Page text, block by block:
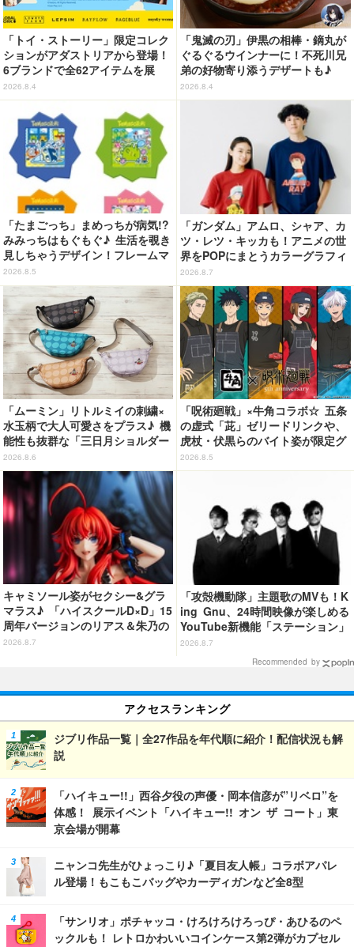
「トイ・ストーリー」限定コレク
ションがアダストリアから登場！
6ブランドで全62アイテムを展
開 店舗で購入するとオリジナル
マグネットをプレゼント☆
2026.8.4
「鬼滅の刃」伊黒の相棒・鏑丸が
ぐるぐるウインナーに！不死川兄
弟の好物寄り添うデザートも♪
「ジョイフル」コラボ第3弾・第4
弾決定【8月18日～】
2026.8.4
「たまごっち」まめっちが病気!?
みみっちはもぐもぐ♪ 生活を覗き
見しちゃうデザイン！フレームマ
グネット「ぴたっとフレーム」登
場☆
2026.8.5
「ガンダム」アムロ、シャア、カ
ツ・レツ・キッカも！アニメの世
界をPOPにまとうカラーグラフィ
ックTシャツが新登場
2026.8.7
「ムーミン」リトルミイの刺繍×
水玉柄で大人可愛さをプラス♪ 機
能性も抜群な「三日月ショルダー
バッグ」が新登場
2026.8.6
「呪術廻戦」×牛角コラボ☆ 五条
の虚式「茈」ゼリードリンクや、
虎杖・伏黒らのバイト姿が限定グ
ッズに【8月26日～】
2026.8.5
キャミソール姿がセクシー&グラ
マラス♪ 「ハイスクールD×D」15
周年バージョンのリアス＆朱乃の
フィギュアがリニューアルパッケ
2026.8.7
「攻殻機動隊」主題歌のMVも！K
ing Gnu、24時間映像が楽しめる
YouTube新機能「ステーション」
ページを公開
2026.8.7
Recommended by
アクセスランキング
ジブリ作品一覧｜全27作品を年代順に紹介！配信状況も解
説
「ハイキュー!!」西谷夕役の声優・岡本信彦が”リベロ”を
体感！ 展示イベント「ハイキュー!! オン ザ コート」東
京会場が開幕
ニャンコ先生がひょっこり♪「夏目友人帳」コラボアパレ
ル登場！もこもこバッグやカーディガンなど全8型
「サンリオ」ポチャッコ・けろけろけろっぴ・あひるのペ
ックルも！ レトロかわいいコインケース第2弾がカプセル